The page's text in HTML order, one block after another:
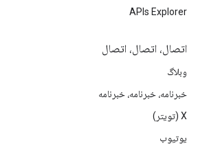
APIs Explorer
اتصال، اتصال، اتصال
وبلاگ
خبرنامه، خبرنامه، خبرنامه
X (تویتر)
یوتیوب